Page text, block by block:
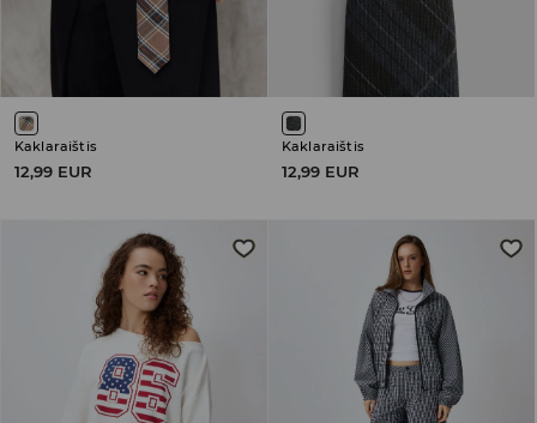
Kaklaraištis
12,99 EUR
Kaklaraištis
12,99 EUR